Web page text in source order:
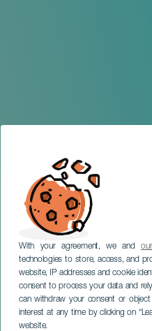
With your agreement, we and
technologies to store, access, and
website, IP addresses and cookie
consent to process your data and
can withdraw your consent or
interest at any time by clicking on
website.
OPEN
SILOS
TENERIFE